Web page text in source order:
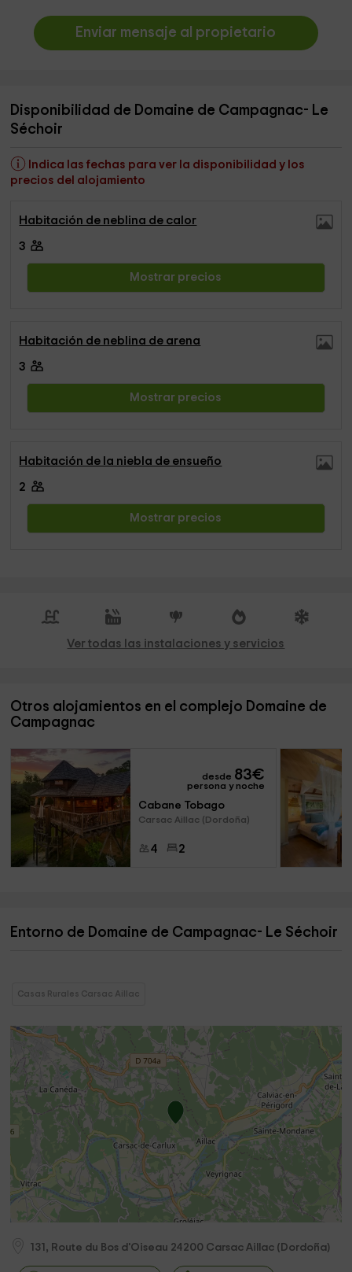
Enviar mensaje al propietario
Disponibilidad de Domaine de Campagnac- Le
Séchoir
Indica las fechas para ver la disponibilidad y los
precios del alojamiento
Habitación de neblina de calor
3
Mostrar precios
Habitación de neblina de arena
3
Mostrar precios
Habitación de la niebla de ensueño
2
Mostrar precios
Ver todas las instalaciones y servicios
Otros alojamientos en el complejo Domaine de
Campagnac
desde 83€
persona y noche
Cabane Tobago
Carsac Aillac (Dordoña)
4 2
Entorno de Domaine de Campagnac- Le Séchoir
Casas Rurales Carsac Aillac
131, Route du Bos d'Oiseau 24200 Carsac Aillac ( Dordoña)